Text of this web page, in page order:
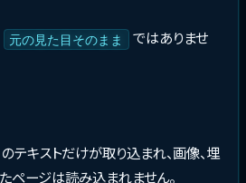
元の見た目そのまま
ではありませ
キストだけが取り込まれ、画像、埋
ページは読み込まれません。